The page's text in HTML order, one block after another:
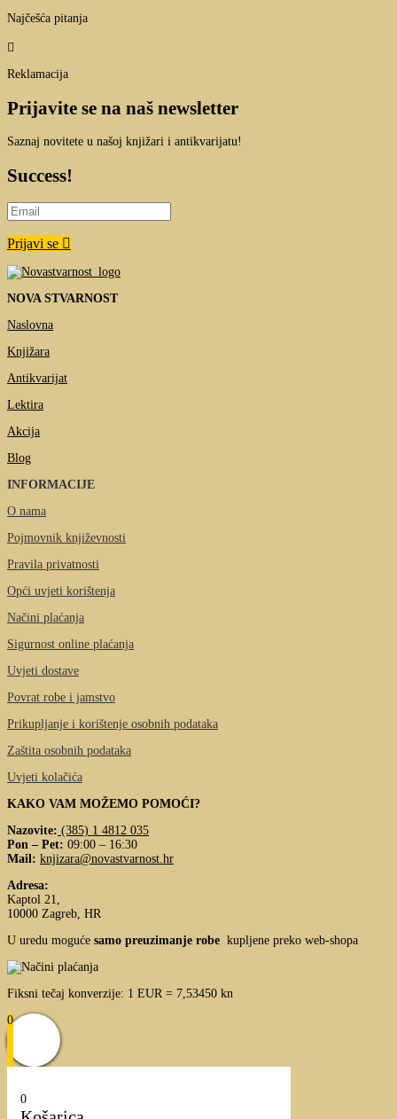
Najčešća pitanja

Reklamacija
Prijavite se na naš newsletter
Saznaj novitete u našoj knjižari i antikvarijatu!
Success!
Prijavi se
NOVA STVARNOST
Naslovna
Knjižara
Antikvarijat
Lektira
Akcija
Blog
INFORMACIJE
O nama
Pojmovnik književnosti
Pravila privatnosti
Opći uvjeti korištenja
Načini plaćanja
Sigurnost online plaćanja
Uvjeti dostave
Povrat robe i jamstvo
Prikupljanje i korištenje osobnih podataka
Zaštita osobnih podataka
Uvjeti kolačića
KAKO VAM MOŽEMO POMOĆI?
Nazovite: (385) 1 4812 035
Pon – Pet: 09:00 – 16:30
Mail: knjizara@novastvarnost.hr
Adresa:
Kaptol 21,
10000 Zagreb, HR
U uredu moguće samo preuzimanje robe kupljene preko web-shopa
Fiksni tečaj konverzije: 1 EUR = 7,53450 kn
0
0